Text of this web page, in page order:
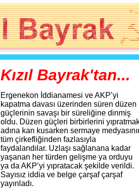
Kızıl Bayrak'tan...
Ergenekon İddianamesi ve AKP’yi
kapatma davası üzerinden süren düzen
güçlerinin savaşı bir süreliğine dinmiş
oldu. Düzen güçleri birbirlerini
adına kan kusarken sermaye
tüm çirkefliğinden fazlasıyla
faydalandılar. Uzlaşı sağlanana kadar
yaşanan her türden gelişme ya orduyu
ya da AKP’yi yıpratacak şekilde verildi.
Sayısız iddia ve belge çarşaf çarşaf
yayınladı.